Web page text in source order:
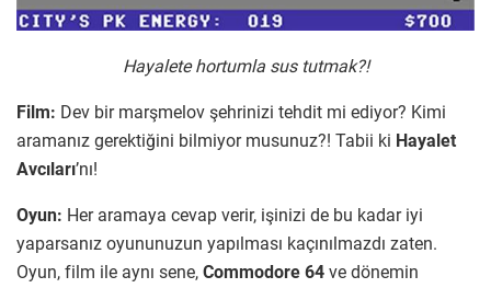
Hayalete hortumla sus tutmak?!
Film: Dev bir marşmelov şehrinizi tehdit mi ediyor? Kimi
aramanız gerektiğini bilmiyor musunuz?! Tabii ki Hayalet
Avcıları’nı!
Oyun: Her aramaya cevap verir, işinizi de bu kadar iyi
yaparsanız oyununuzun yapılması kaçınılmazdı zaten.
Oyun, film ile aynı sene, Commodore 64 ve dönemin